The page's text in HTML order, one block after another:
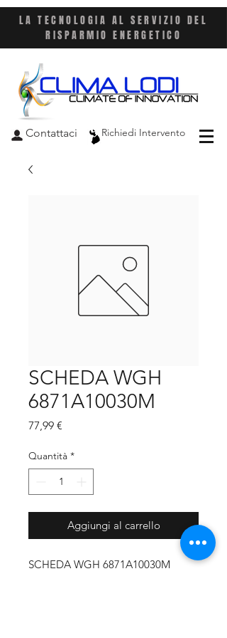
LA TECNOLOGIA AL SERVIZIO DEL
RISPARMIO ENERGETICO
Richiedi Intervento
Contattaci
SCHEDA WGH
6871A10030M
77,99 €
Quantità *
Aggiungi al carrello
SCHEDA WGH 6871A10030M